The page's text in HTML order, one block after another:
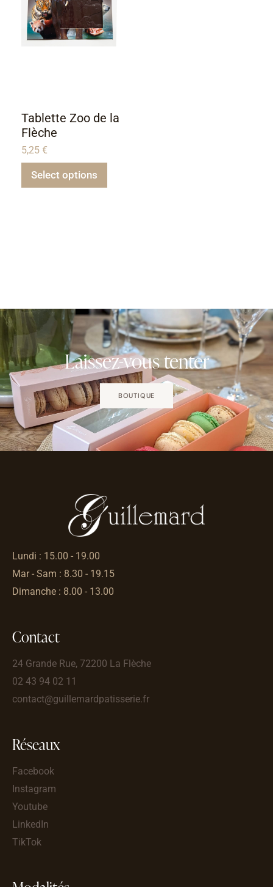
Tablette Zoo de la
Flèche
5,25 €
Select options
Laissez-vous tenter
BOUTIQUE
Lundi : 15.00 - 19.00
Mar - Sam : 8.30 - 19.15
Dimanche : 8.00 - 13.00
Contact
24 Grande Rue, 72200 La Flèche
02 43 94 02 11
contact@guillemardpatisserie.fr
Réseaux
Facebook
Instagram
Youtube
LinkedIn
TikTok